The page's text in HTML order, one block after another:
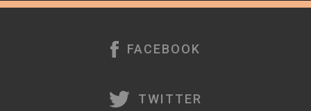
FACEBOOK
TWITTER